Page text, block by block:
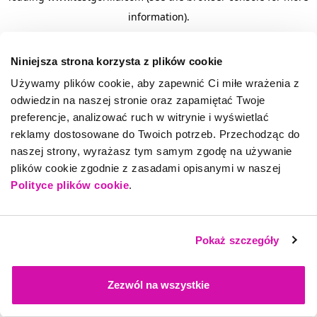
Niniejsza strona korzysta z plików cookie
Używamy plików cookie, aby zapewnić Ci miłe wrażenia z
odwiedzin na naszej stronie oraz zapamiętać Twoje
preferencje, analizować ruch w witrynie i wyświetlać
reklamy dostosowane do Twoich potrzeb. Przechodząc do
naszej strony, wyrażasz tym samym zgodę na używanie
plików cookie zgodnie z zasadami opisanymi w naszej
Polityce plików cookie.
Pokaż szczegóły
Zezwól na wszystkie
information).